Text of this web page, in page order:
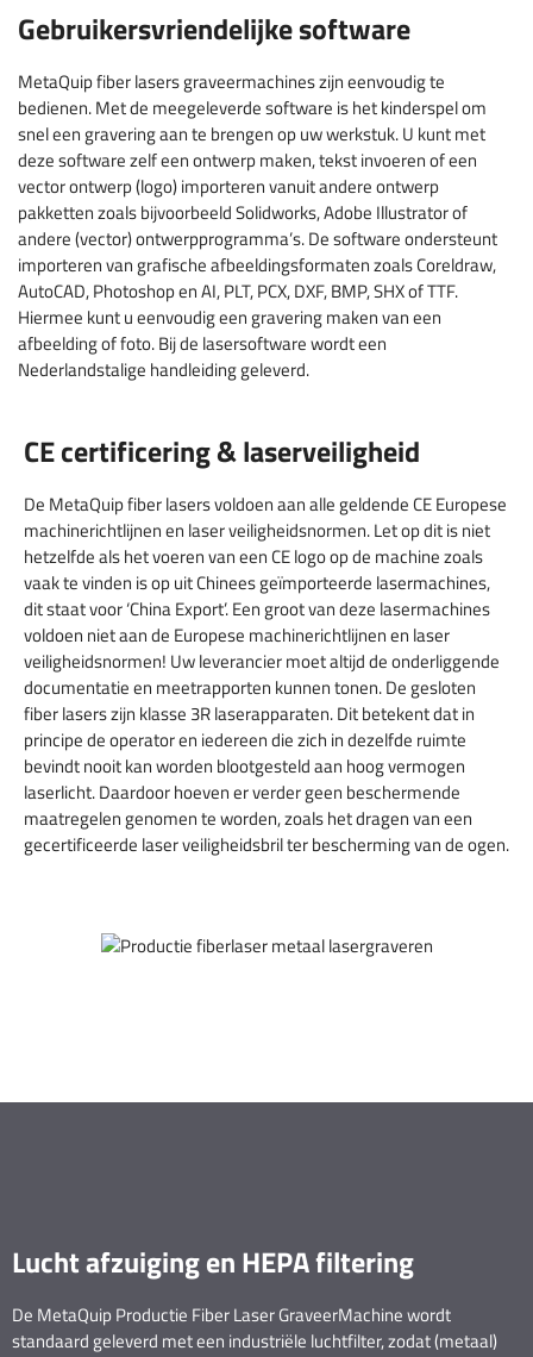
Gebruikersvriendelijke software
MetaQuip fiber lasers graveermachines zijn eenvoudig te
bedienen. Met de meegeleverde software is het kinderspel om
snel een gravering aan te brengen op uw werkstuk. U kunt met
deze software zelf een ontwerp maken, tekst invoeren of een
vector ontwerp (logo) importeren vanuit andere ontwerp
pakketten zoals bijvoorbeeld Solidworks, Adobe Illustrator of
andere (vector) ontwerpprogramma’s. De software ondersteunt
importeren van grafische afbeeldingsformaten zoals Coreldraw,
AutoCAD, Photoshop en AI, PLT, PCX, DXF, BMP, SHX of TTF.
Hiermee kunt u eenvoudig een gravering maken van een
afbeelding of foto. Bij de lasersoftware wordt een
Nederlandstalige handleiding geleverd.
CE certificering & laserveiligheid
De MetaQuip fiber lasers voldoen aan alle geldende CE Europese
machinerichtlijnen en laser veiligheidsnormen. Let op dit is niet
hetzelfde als het voeren van een CE logo op de machine zoals
vaak te vinden is op uit Chinees geïmporteerde lasermachines,
dit staat voor ‘China Export’. Een groot van deze lasermachines
voldoen niet aan de Europese machinerichtlijnen en laser
veiligheidsnormen! Uw leverancier moet altijd de onderliggende
documentatie en meetrapporten kunnen tonen. De gesloten
fiber lasers zijn klasse 3R laserapparaten. Dit betekent dat in
principe de operator en iedereen die zich in dezelfde ruimte
bevindt nooit kan worden blootgesteld aan hoog vermogen
laserlicht. Daardoor hoeven er verder geen beschermende
maatregelen genomen te worden, zoals het dragen van een
gecertificeerde laser veiligheidsbril ter bescherming van de ogen.
Lucht afzuiging en HEPA filtering
De MetaQuip Productie Fiber Laser GraveerMachine wordt
standaard geleverd met een industriële luchtfilter, zodat (metaal)